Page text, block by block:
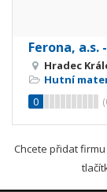
Ferona, a.s.
Hradec
Hutní
0
(
Chcete přidat